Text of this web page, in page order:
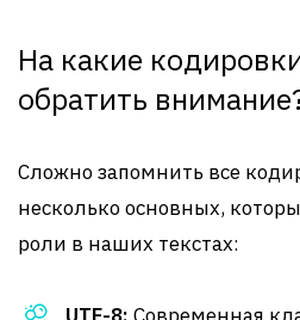
На какие
обратить
Сложно запомнить все
несколько основных,
роли в наших текстах: